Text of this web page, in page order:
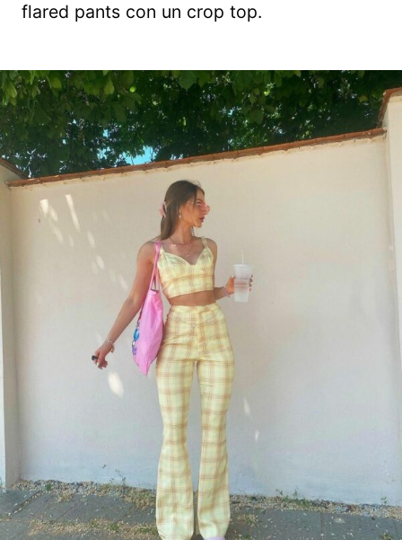
flared pants con un crop top.